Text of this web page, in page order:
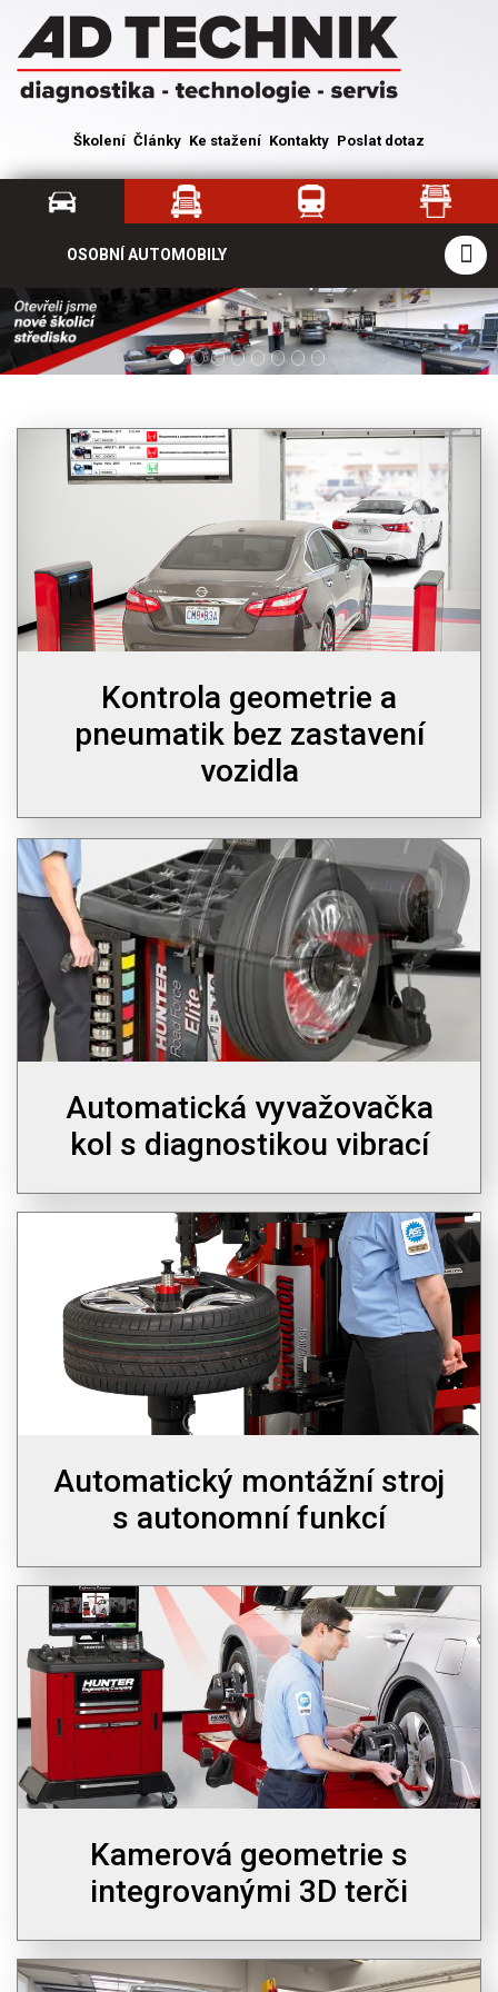
Školení Články Ke stažení Kontakty Poslat dotaz
OSOBNÍ AUTOMOBILY
Kontrola geometrie a
pneumatik bez zastavení
vozidla
Automatická vyvažovačka
kol s diagnostikou vibrací
Automatický montážní stroj
s autonomní funkcí
Kamerová geometrie s
integrovanými 3D terči